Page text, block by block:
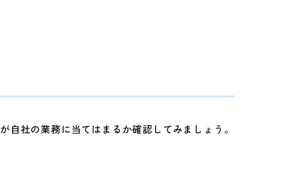
社の業務に当てはまるか確認してみましょう。